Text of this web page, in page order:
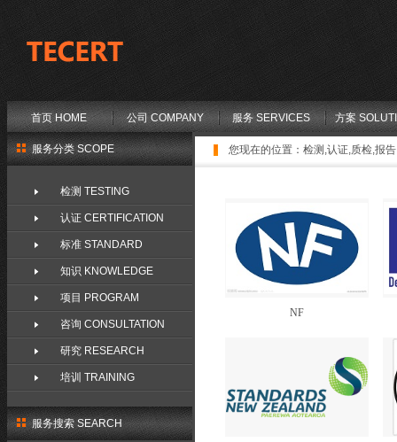
首页 HOME 公司 COMPANY 服务 SERVICES 方案
您现在的位置： 检测,认证,质检,报
服务搜索 SEARCH
NF
服务分类 SCOPE
检测 TESTING
认证 CERTIFICATION
标准 STANDARD
知识 KNOWLEDGE
项目 PROGRAM
咨询 CONSULTATION
研究 RESEARCH
培训 TRAINING